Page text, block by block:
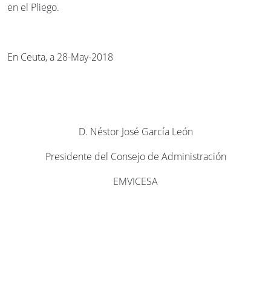
en el Pliego.
En Ceuta, a 28-May-2018
D. Néstor José García León
Presidente del Consejo de Administración
EMVICESA